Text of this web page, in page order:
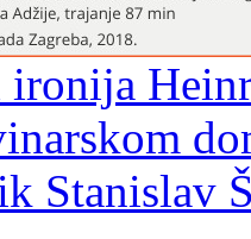
ironija
Stanislav